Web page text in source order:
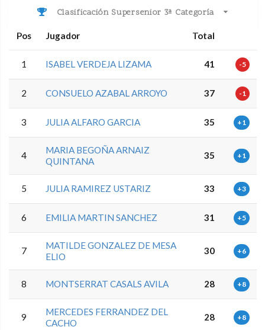
Clasificación Supersenior 3ª Categoría
Pos Jugador Total
1 ISABEL VERDEJA LIZAMA 41 -5
2 CONSUELO AZABAL ARROYO 37 -1
3 JULIA ALFARO GARCIA 35 +1
4
MARIA BEGOÑA ARNAIZ
QUINTANA
35 +1
5 JULIA RAMIREZ USTARIZ 33 +3
6 EMILIA MARTIN SANCHEZ 31 +5
7
MATILDE GONZALEZ DE MESA
ELIO
30 +6
8 MONTSERRAT CASALS AVILA 28 +8
9
MERCEDES FERRANDEZ DEL
CACHO
28 +8